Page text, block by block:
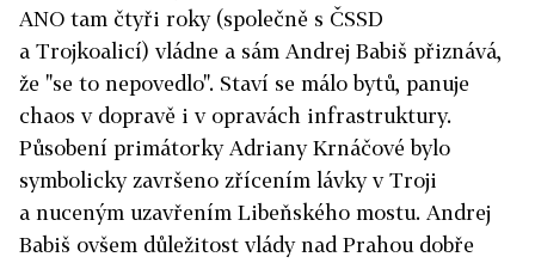
ANO tam čtyři roky (společně s ČSSD
a Trojkoalicí) vládne a sám Andrej Babiš přiznává,
že "se to nepovedlo". Staví se málo bytů, panuje
chaos v dopravě i v opravách infrastruktury.
Působení primátorky Adriany Krnáčové bylo
symbolicky završeno zřícením lávky v Troji
a nuceným uzavřením Libeňského mostu. Andrej
Babiš ovšem důležitost vlády nad Prahou dobře